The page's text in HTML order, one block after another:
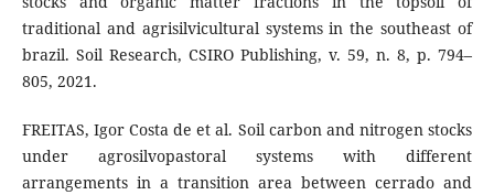
traditional and agrisilvicultural systems in the southeast of
brazil. Soil Research, CSIRO Publishing, v. 59, n. 8, p. 794–
805, 2021.
FREITAS, Igor Costa de et al. Soil carbon and nitrogen stocks
under agrosilvopastoral systems with different
arrangements in a transition area between cerrado and